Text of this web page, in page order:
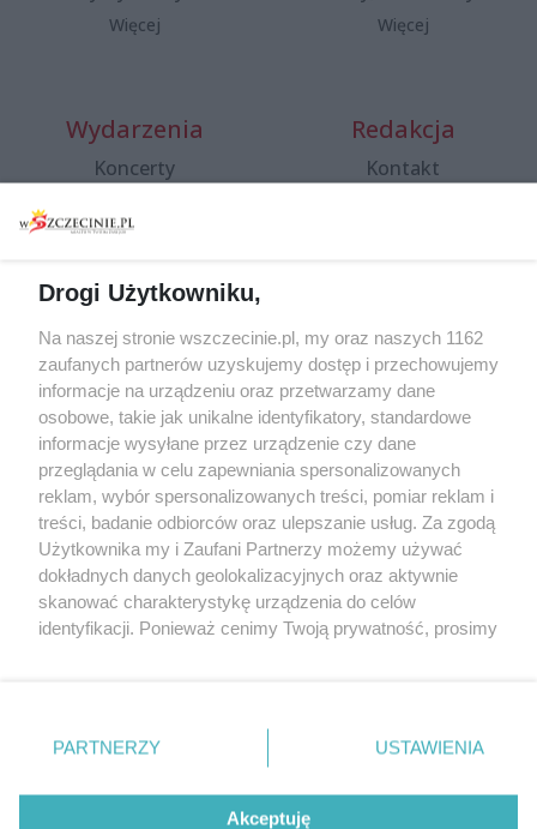
Więcej Więcej
Wydarzenia
Koncerty
Spacery i oprowadzania
targi
Wernisaże
Więcej
Redakcja
Kontakt
Specjalny koncert z okazji
20. urodzin portalu
wSzczecinie.pl
Regulamin konkursów
śniadaniówka "Hej
Szczecin! Jest piątek!"
Partnerzy
Praca Szczecin
© 2026 wSzczecinie.pl
Drogi Użytkowniku,
Na naszej stronie wszczecinie.pl, my oraz naszych 1162
zaufanych partnerów uzyskujemy dostęp i przechowujemy
informacje na urządzeniu oraz przetwarzamy dane
osobowe, takie jak unikalne identyfikatory, standardowe
informacje wysyłane przez urządzenie czy dane
przeglądania w celu zapewniania spersonalizowanych
reklam, wybór spersonalizowanych treści, pomiar reklam i
treści, badanie odbiorców oraz ulepszanie usług. Za zgodą
Użytkownika my i Zaufani Partnerzy możemy używać
dokładnych danych geolokalizacyjnych oraz aktywnie
skanować charakterystykę urządzenia do celów
identyfikacji. Ponieważ cenimy Twoją prywatność, prosimy
prywatności znajdujący się w lewym dolnym rogu strony
. Niektóre rodzaje przetwarzania danych nie wymagają
takiemu przetwarzaniu. Preferencje będą miały
PARTNERZY USTAWIENIA
Akceptuję